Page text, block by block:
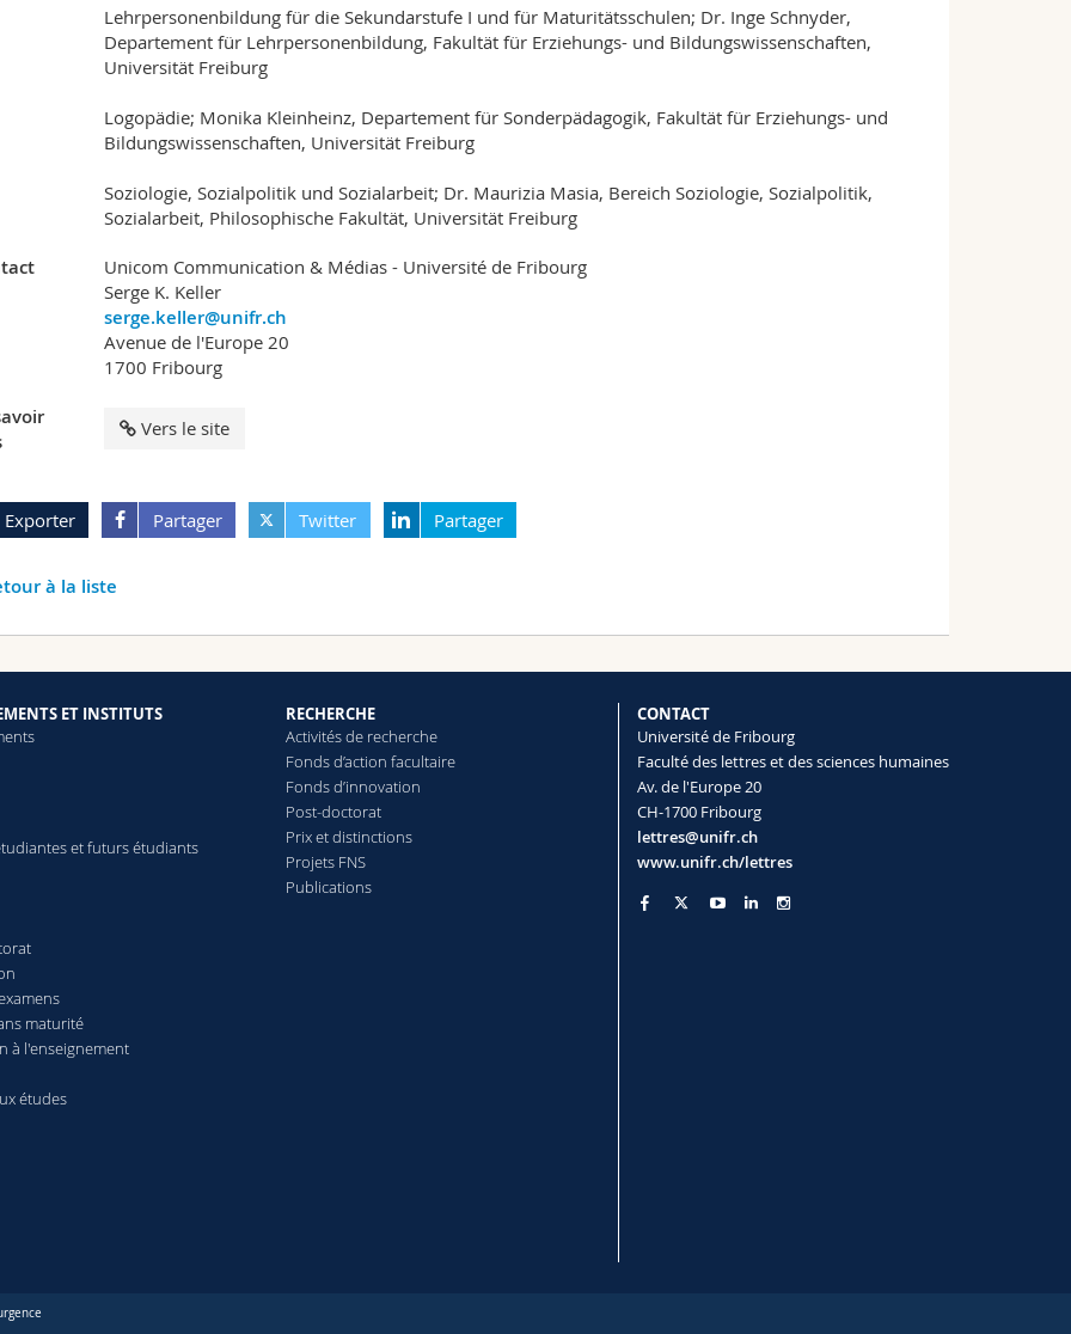
Lehrpersonenbildung für die Sekundarstufe I und für Maturitätsschulen; Dr. Inge Schnyder,
Departement für Lehrpersonenbildung, Fakultät für Erziehungs- und Bildungswissenschaften,
Universität Freiburg
Logopädie; Monika Kleinheinz, Departement für Sonderpädagogik, Fakultät für Erziehungs- und
Bildungswissenschaften, Universität Freiburg
Soziologie, Sozialpolitik und Sozialarbeit; Dr. Maurizia Masia, Bereich Soziologie, Sozialpolitik,
Sozialarbeit, Philosophische Fakultät, Universität Freiburg
Unicom Communication & Médias - Université de Fribourg
Serge K. Keller
serge.keller@unifr.ch
Avenue de l'Europe 20
1700 Fribourg
Vers le site
Exporter Partager Twitter Partager
à la liste
ET INSTITUTS
et futurs étudiants
maturité
à l'enseignement
études
RECHERCHE
Activités de recherche
Fonds d’action facultaire
Fonds d’innovation
Post-doctorat
Prix et distinctions
Projets FNS
Publications
CONTACT
Université de Fribourg
Faculté des lettres et des sciences humaines
Av. de l'Europe 20
CH-1700 Fribourg
lettres@unifr.ch
www.unifr.ch/lettres